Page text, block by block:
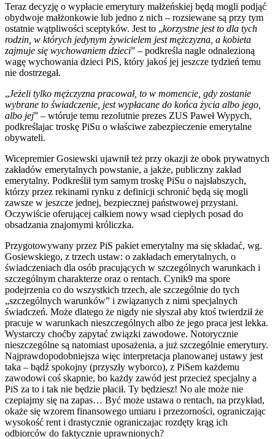
Teraz decyzję o wypłacie emerytury małżeńskiej będą mogli podjąć
obydwoje małżonkowie lub jedno z nich – rozsiewane są przy tym
ostatnie wątpliwości sceptyków. Jest to „korzystne jest to dla tych
rodzin, w których jedynym żywicielem jest mężczyzna, a kobieta
zajmuje się wychowaniem dzieci” – podkreśla nagle odnalezioną
wagę wychowania dzieci PiS, który jakoś jej jeszcze tydzień temu
nie dostrzegał.
„Jeżeli tylko mężczyzna pracował, to w momencie, gdy zostanie
wybrane to świadczenie, jest wypłacane do końca życia albo jego,
albo jej” – wtóruje temu rezolutnie prezes ZUS Paweł Wypych,
podkreślajac troskę PiSu o właściwe zabezpieczenie emerytalne
obywateli.
Wicepremier Gosiewski ujawnił też przy okazji że obok prywatnych
zakładów emerytalnych powstanie, a jakże, publiczny zakład
emerytalny. Podkreślił tym samym troskę PiSu o najsłabszych,
którzy przez rekinami rynku z definicji schronić będą się mogli
zawsze w jeszcze jednej, bezpiecznej państwowej przystani.
Oczywiście oferującej całkiem nowy wsad ciepłych posad do
obsadzania znajomymi króliczka.
Przygotowywany przez PiS pakiet emerytalny ma się składać, wg.
Gosiewskiego, z trzech ustaw: o zakładach emerytalnych, o
świadczeniach dla osób pracujących w szczególnych warunkach i
szczególnym charakterze oraz o rentach. Cynik9 ma spore
podejrzenia co do wszystkich trzech, ale szczególnie do tych
„szczególnych warunków” i związanych z nimi specjalnych
świadczeń. Może dlatego że nigdy nie słyszał aby ktoś twierdził że
pracuje w warunkach nieszczególnych albo że jego praca jest lekka.
Wystarczy choćby zapytać związki zawodowe. Notorycznie
nieszczególne są natomiast uposażenia, a już szczególnie emerytury.
Najprawdopodobniejsza więc interpretacja planowanej ustawy jest
taka – bądź spokojny (przyszły wyborco), z PiSem każdemu
zawodowi coś skapnie, bo każdy zawód jest przecież specjalny a
PiS za to i tak nie będzie płacił. Ty będziesz! No ale może nie
czepiajmy się na zapas… Być może ustawa o rentach, na przykład,
okaże się wzorem finansowego umiaru i przezorności, ograniczając
wysokość rent i drastycznie ograniczajac rozdęty krąg ich
odbiorców do faktycznie uprawnionych?